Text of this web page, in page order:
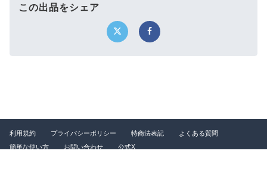
この出品をシェア
利用規約 プライバシーポリシー 特商法表記
よくある質問
簡単な使い方
お問い合わせ 公式X